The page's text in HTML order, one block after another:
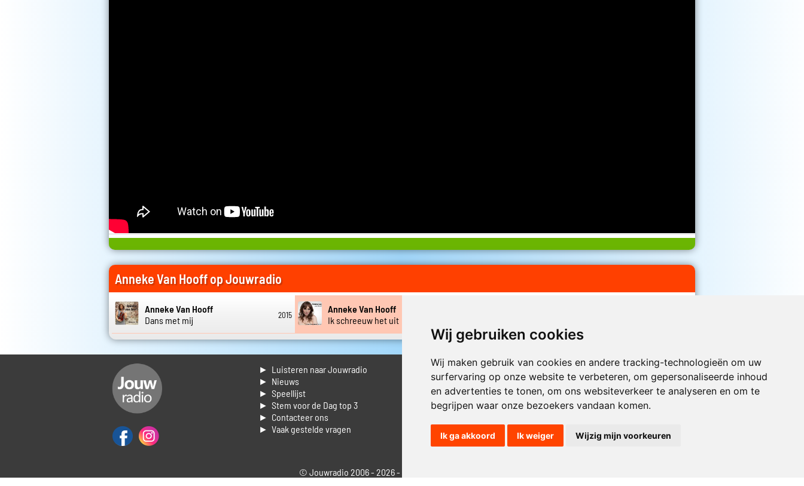
Wij gebruiken cookies
Wij maken gebruik van cookies en andere tracking-technologieën om uw
surfervaring op onze website te verbeteren, om gepersonaliseerde inhoud
en advertenties te tonen, om ons websiteverkeer te analyseren en om te
begrijpen waar onze bezoekers vandaan komen.
Ik ga akkoord Ik weiger Wijzig mijn voorkeuren
Anneke Van Hooff op Jouwradio
Anneke Van Hooff
Dans met mij
2015
Anneke Van Hooff
Ik schreeuw het uit
► Luisteren naar Jouwradio
► Nieuws
► Speellijst
► Stem voor de Dag top 3
► Contacteer ons
► Vaak gestelde vragen
► Livestream informatie
► Muziek opzoeken
► Vlaamse 100 Aller tijden
► De 50 beste van...
► Cookie voorkeuren wijzigen
► Privacyinformatie
Luister nu naar Jouwradio! De beste
Nederlandstalige muziek uit de lage
landen hoor je hier al 20 jaar. In
digitale kwaliteit op je laptop, tablet
© Jouwradio 2006 - 2026 - alle rechten voorbehouden.